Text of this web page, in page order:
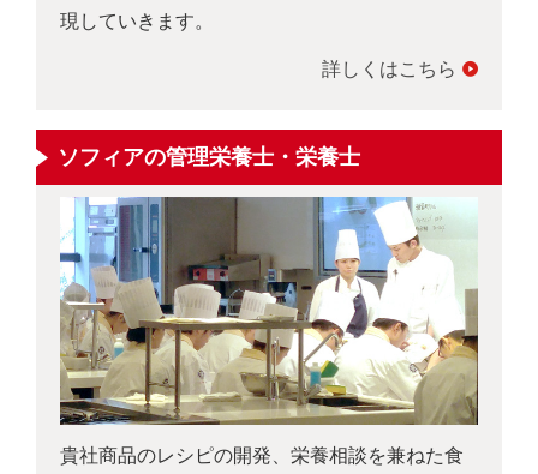
現していきます。
詳しくはこちら
ソフィアの管理栄養士・栄養士
貴社商品のレシピの開発、栄養相談を兼ねた食